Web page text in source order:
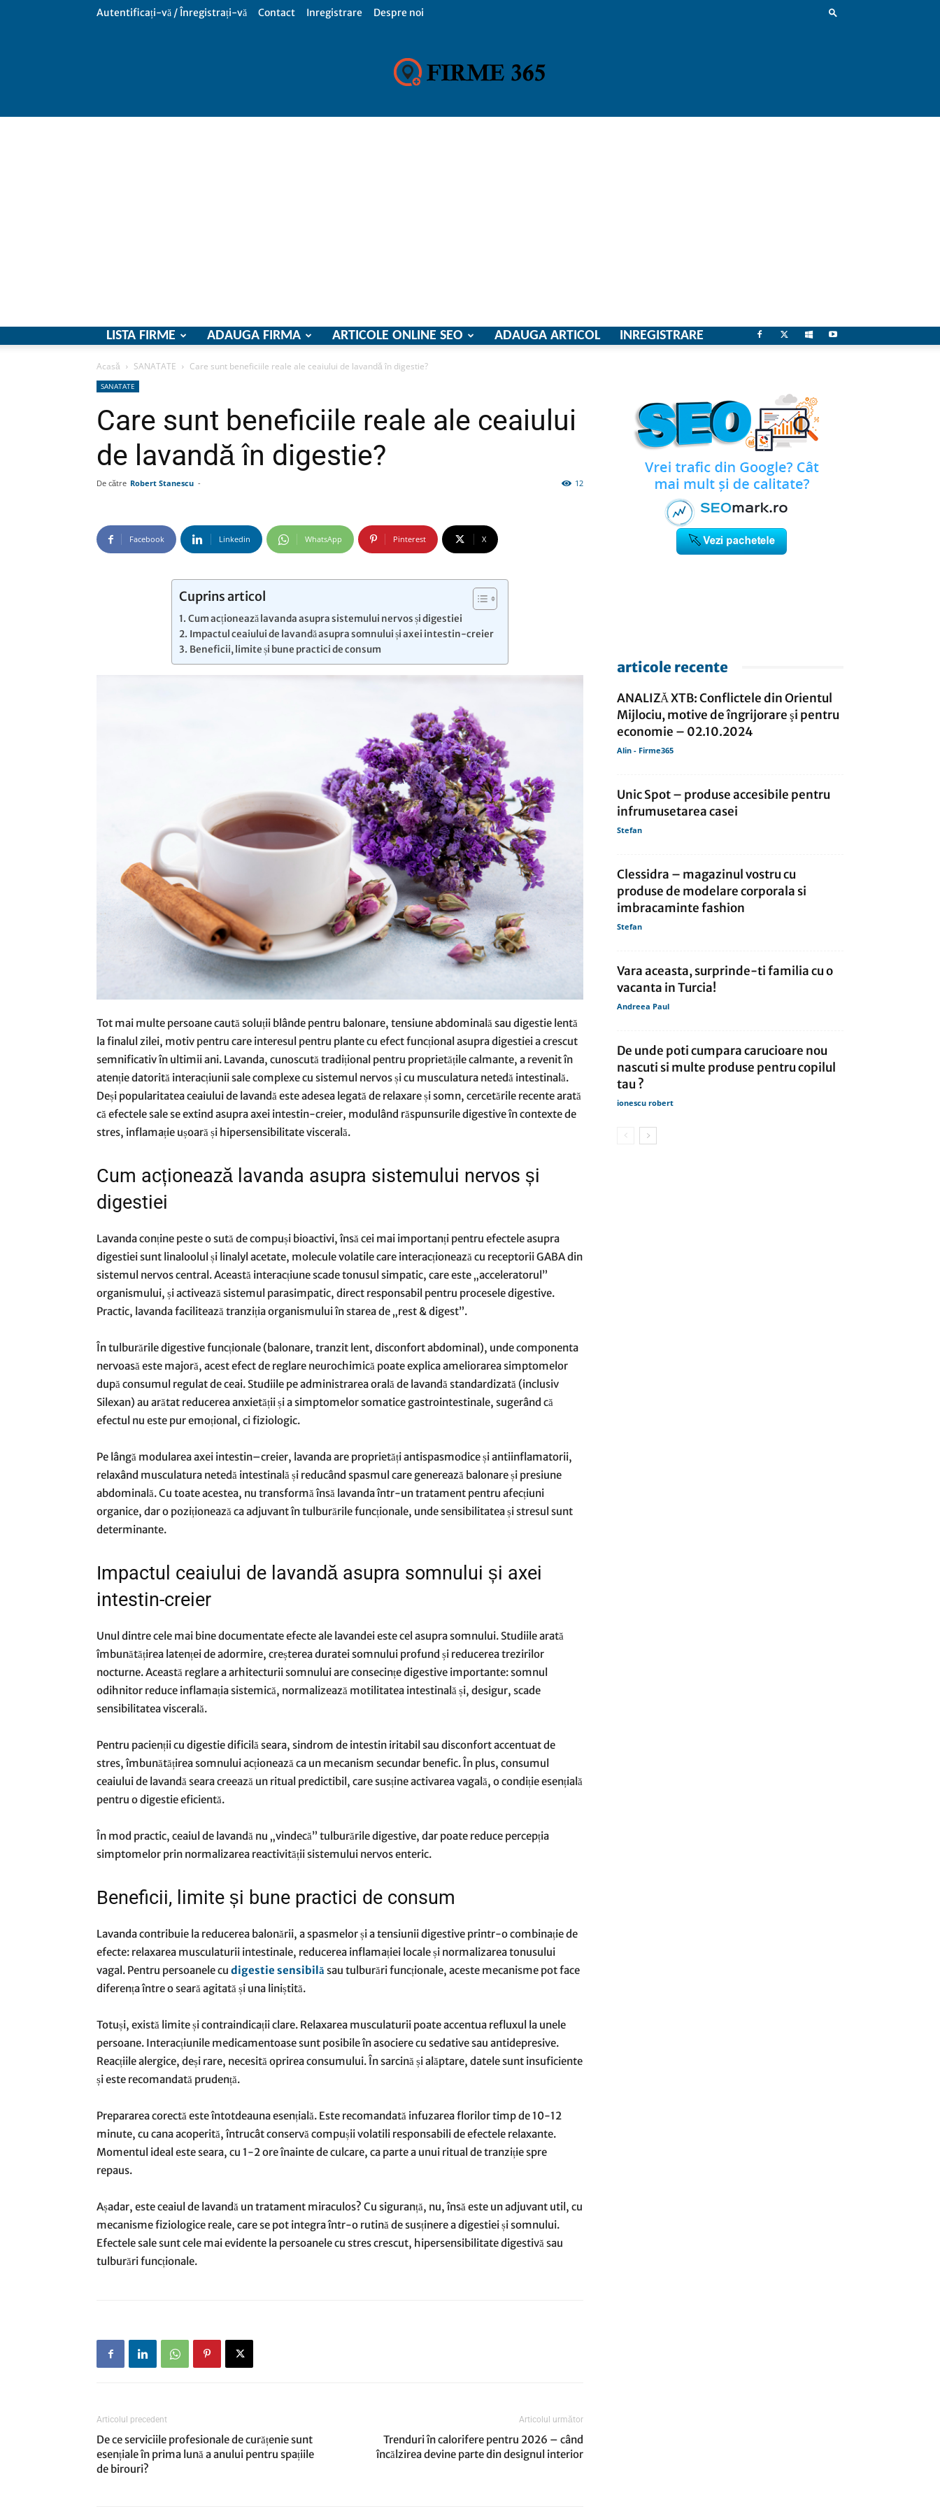
Autentificați-vă / Înregistrați-vă Contact Inregistrare Despre noi
comunicate
de
presa
LISTA FIRME ADAUGA FIRMA ARTICOLE ONLINE SEO ADAUGA ARTICOL INREGISTRARE
Acasă SANATATE Care sunt beneficiile reale ale ceaiului de lavandă în digestie?
SANATATE
Care sunt beneficiile reale ale ceaiului
de lavandă în digestie?
De către Robert Stanescu - 12
Facebook Linkedin WhatsApp Pinterest X
Cuprins articol
Cum acționează lavanda asupra sistemului nervos și digestiei
Impactul ceaiului de lavandă asupra somnului și axei intestin-creier
Beneficii, limite și bune practici de consum
Tot mai multe persoane caută soluții blânde pentru balonare, tensiune abdominală sau digestie lentă
la finalul zilei, motiv pentru care interesul pentru plante cu efect funcțional asupra digestiei a crescut
semnificativ în ultimii ani. Lavanda, cunoscută tradițional pentru proprietățile calmante, a revenit în
atenție datorită interacțiunii sale complexe cu sistemul nervos și cu musculatura netedă intestinală.
Deși popularitatea ceaiului de lavandă este adesea legată de relaxare și somn, cercetările recente arată
că efectele sale se extind asupra axei intestin-creier, modulând răspunsurile digestive în contexte de
stres, inflamație ușoară și hipersensibilitate viscerală.
Cum acționează lavanda asupra sistemului nervos și
digestiei
Lavanda conține peste o sută de compuși bioactivi, însă cei mai importanți pentru efectele asupra
digestiei sunt linaloolul și linalyl acetate, molecule volatile care interacționează cu receptorii GABA din
sistemul nervos central. Această interacțiune scade tonusul simpatic, care este „acceleratorul”
organismului, și activează sistemul parasimpatic, direct responsabil pentru procesele digestive.
Practic, lavanda facilitează tranziția organismului în starea de „rest & digest”.
În tulburările digestive funcționale (balonare, tranzit lent, disconfort abdominal), unde componenta
nervoasă este majoră, acest efect de reglare neurochimică poate explica ameliorarea simptomelor
după consumul regulat de ceai. Studiile pe administrarea orală de lavandă standardizată (inclusiv
Silexan) au arătat reducerea anxietății și a simptomelor somatice gastrointestinale, sugerând că
efectul nu este pur emoțional, ci fiziologic.
Pe lângă modularea axei intestin–creier, lavanda are proprietăți antispasmodice și antiinflamatorii,
relaxând musculatura netedă intestinală și reducând spasmul care generează balonare și presiune
abdominală. Cu toate acestea, nu transformă însă lavanda într-un tratament pentru afecțiuni
organice, dar o poziționează ca adjuvant în tulburările funcționale, unde sensibilitatea și stresul sunt
determinante.
Impactul ceaiului de lavandă asupra somnului și axei
intestin-creier
Unul dintre cele mai bine documentate efecte ale lavandei este cel asupra somnului. Studiile arată
îmbunătățirea latenței de adormire, creșterea duratei somnului profund și reducerea trezirilor
nocturne. Această reglare a arhitecturii somnului are consecințe digestive importante: somnul
odihnitor reduce inflamația sistemică, normalizează motilitatea intestinală și, desigur, scade
sensibilitatea viscerală.
Pentru pacienții cu digestie dificilă seara, sindrom de intestin iritabil sau disconfort accentuat de
stres, îmbunătățirea somnului acționează ca un mecanism secundar benefic. În plus, consumul
ceaiului de lavandă seara creează un ritual predictibil, care susține activarea vagală, o condiție esențială
pentru o digestie eficientă.
În mod practic, ceaiul de lavandă nu „vindecă” tulburările digestive, dar poate reduce percepția
simptomelor prin normalizarea reactivității sistemului nervos enteric.
Beneficii, limite și bune practici de consum
Lavanda contribuie la reducerea balonării, a spasmelor și a tensiunii digestive printr-o combinație de
efecte: relaxarea musculaturii intestinale, reducerea inflamației locale și normalizarea tonusului
vagal. Pentru persoanele cu digestie sensibilăsau tulburări funcționale, aceste mecanisme pot face
diferența între o seară agitată și una liniștită.
Totuși, există limite și contraindicații clare. Relaxarea musculaturii poate accentua refluxul la unele
persoane. Interacțiunile medicamentoase sunt posibile în asociere cu sedative sau antidepresive.
Reacțiile alergice, deși rare, necesită oprirea consumului. În sarcină și alăptare, datele sunt insuficiente
și este recomandată prudență.
Prepararea corectă este întotdeauna esențială. Este recomandată infuzarea florilor timp de 10-12
minute, cu cana acoperită, întrucât conservă compușii volatili responsabili de efectele relaxante.
Momentul ideal este seara, cu 1-2 ore înainte de culcare, ca parte a unui ritual de tranziție spre
repaus.
Așadar, este ceaiul de lavandă un tratament miraculos? Cu siguranță, nu, însă este un adjuvant util, cu
mecanisme fiziologice reale, care se pot integra într-o rutină de susținere a digestiei și somnului.
Efectele sale sunt cele mai evidente la persoanele cu stres crescut, hipersensibilitate digestivă sau
tulburări funcționale.
Articolul precedent
De ce serviciile profesionale de curățenie sunt
esențiale în prima lună a anului pentru spațiile
de birouri?
Articolul următor
Trenduri în calorifere pentru 2026 – când
încălzirea devine parte din designul interior
articole recente
ANALIZĂ XTB: Conflictele din Orientul
Mijlociu, motive de îngrijorare şi pentru
economie – 02.10.2024
Alin - Firme365
Unic Spot – produse accesibile pentru
infrumusetarea casei
Stefan
Clessidra – magazinul vostru cu
produse de modelare corporala si
imbracaminte fashion
Stefan
Vara aceasta, surprinde-ti familia cu o
vacanta in Turcia!
Andreea Paul
De unde poti cumpara carucioare nou
nascuti si multe produse pentru copilul
tau ?
ionescu robert